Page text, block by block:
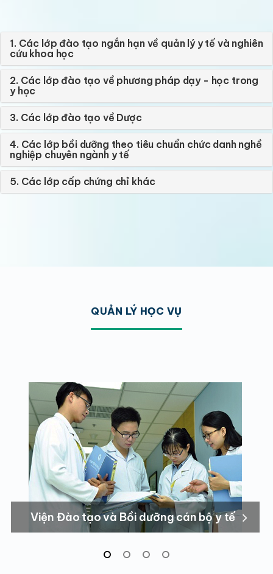
1. Các lớp đào tạo ngắn hạn về quản lý y tế và nghiên
cứu khoa học
2. Các lớp đào tạo về phương pháp dạy - học trong
y học
3. Các lớp đào tạo về Dược
4. Các lớp bồi dưỡng theo tiêu chuẩn chức danh nghề
nghiệp chuyên ngành y tế
5. Các lớp cấp chứng chỉ khác
QUẢN LÝ HỌC VỤ
Viện Đào tạo và Bồi dưỡng cán bộ y tế